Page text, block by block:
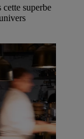
cette superbe